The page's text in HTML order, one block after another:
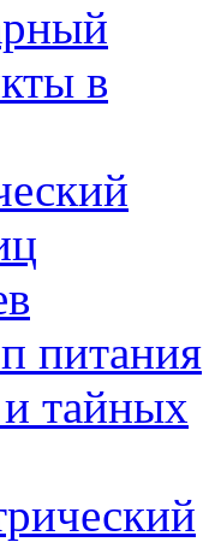
в
питания
тайных